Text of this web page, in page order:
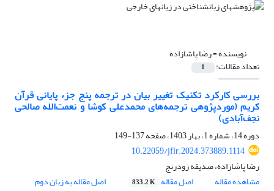
نویسنده =رضا پاشازاده
تعداد مقالات: 1
بررسی کارکرد تکنیک تغییر بیان در ترجمه پنج جزء پایانی قرآن
کریم (موردپژوهی ترجمه‌های محمدعلی کوشا و نعمت‌الله صالحی
نجف‌آبادی)
دوره 14، شماره 1، بهار 1403، صفحه
137-149
10.22059/jflr.2024.373889.1114
رضا پاشازاده، صدیقه زودرنج
مشاهده مقاله
اصل مقاله 833.2 K اصل مقاله به زبان دوم